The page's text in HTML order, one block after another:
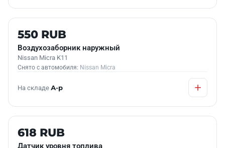
Б/У В НАЛИЧИИ
550 RUB
Воздухозаборник наружный
Nissan Micra K11
Снято с автомобиля: Nissan Micra
На складе А-р
Б/У В НАЛИЧИИ
618 RUB
Датчик уровня топлива